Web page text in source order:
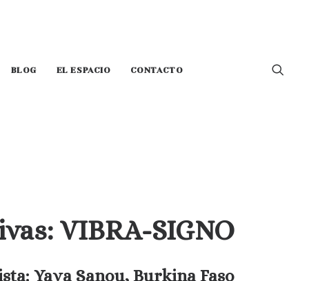
BLOG EL ESPACIO CONTACTO
VIBRA-SIGNO
Yaya Sanou, Burkina Faso